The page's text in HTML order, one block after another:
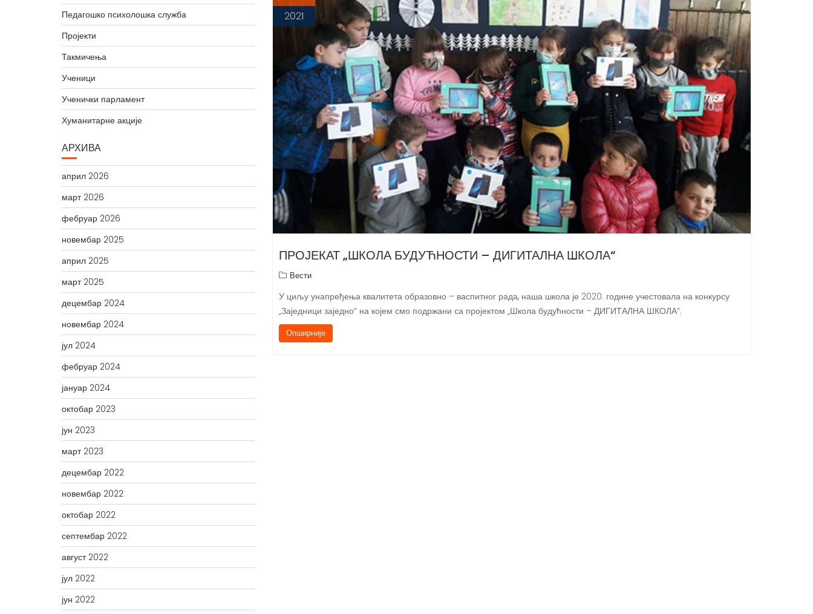
2021
ПРОЈЕКАТ „ШКОЛА БУДУЋНОСТИ – ДИГИТАЛНА ШКОЛА“
Вести
У циљу унапређења квалитета образовно – васпитног рада, наша школа је 2020. године учестовала на конкурсу
„Заједници заједно“ на којем смо подржани са пројектом „Школа будућности – ДИГИТАЛНА ШКОЛА“.
Опширније
Педагошко психолошка служба
Пројекти
Такмичења
Ученици
Ученички парламент
Хуманитарне акције
АРХИВА
април 2026
март 2026
фебруар 2026
новембар 2025
април 2025
март 2025
децембар 2024
новембар 2024
јул 2024
фебруар 2024
јануар 2024
октобар 2023
јун 2023
март 2023
децембар 2022
новембар 2022
октобар 2022
септембар 2022
август 2022
јул 2022
јун 2022